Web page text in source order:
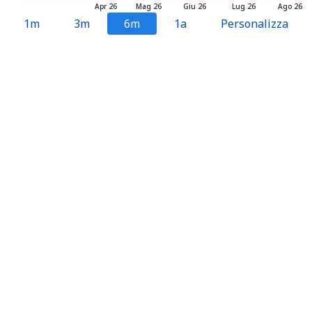
Mag 26 Lug 26
Apr 26 Giu 26 Ago 26
1m 3m 6m 1a Personalizza